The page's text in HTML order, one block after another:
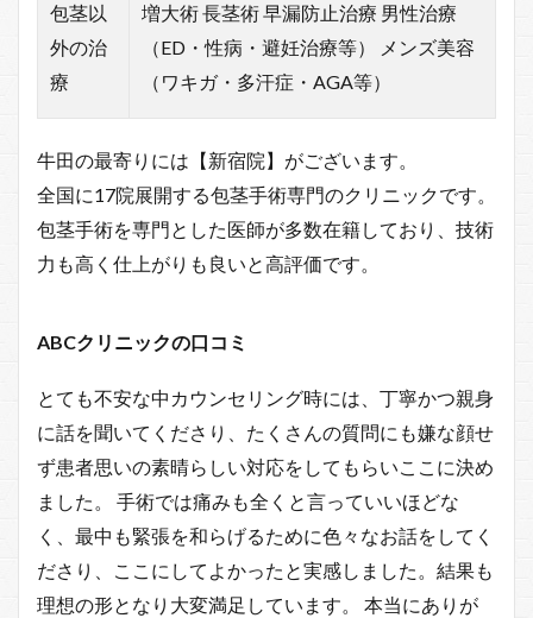
包茎以
外の治
療
増大術 長茎術 早漏防止治療 男性治療
（ED・性病・避妊治療等） メンズ美容
（ワキガ・多汗症・AGA等）
牛田の最寄りには【新宿院】がございます。
全国に17院展開する包茎手術専門のクリニックです。
包茎手術を専門とした医師が多数在籍しており、技術
力も高く仕上がりも良いと高評価です。
ABCクリニックの口コミ
とても不安な中カウンセリング時には、丁寧かつ親身
に話を聞いてくださり、たくさんの質問にも嫌な顔せ
ず患者思いの素晴らしい対応をしてもらいここに決め
ました。 手術では痛みも全くと言っていいほどな
く、最中も緊張を和らげるために色々なお話をしてく
ださり、ここにしてよかったと実感しました。結果も
理想の形となり大変満足しています。 本当にありが